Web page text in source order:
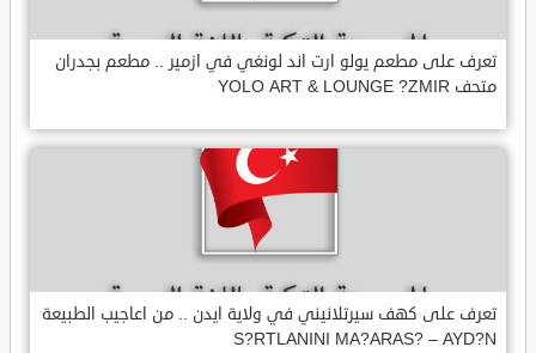
تعرف على مطعم يولو ارت اند لونغي في ازمير .. مطعم بجدران
متحف YOLO ART & LOUNGE ?ZMIR
تعرف على كهف سيرتلانيني في ولاية ايدن .. من اعاجيب الطبيعة
S?RTLANINI MA?ARAS? – AYD?N